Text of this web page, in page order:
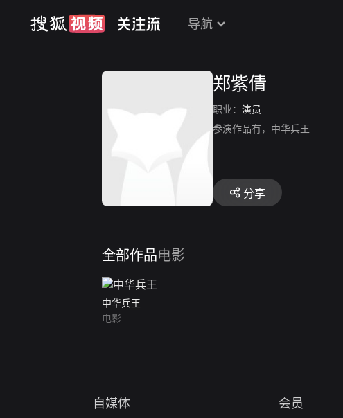
导航
郑紫倩
职业： 演员
参演作品有，中华兵王
分享
全部作品电影
中华兵王
电影
自媒体 会员